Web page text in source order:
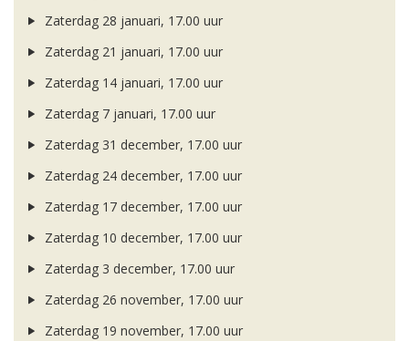
Zaterdag 28 januari, 17.00 uur
Zaterdag 21 januari, 17.00 uur
Zaterdag 14 januari, 17.00 uur
Zaterdag 7 januari, 17.00 uur
Zaterdag 31 december, 17.00 uur
Zaterdag 24 december, 17.00 uur
Zaterdag 17 december, 17.00 uur
Zaterdag 10 december, 17.00 uur
Zaterdag 3 december, 17.00 uur
Zaterdag 26 november, 17.00 uur
Zaterdag 19 november, 17.00 uur